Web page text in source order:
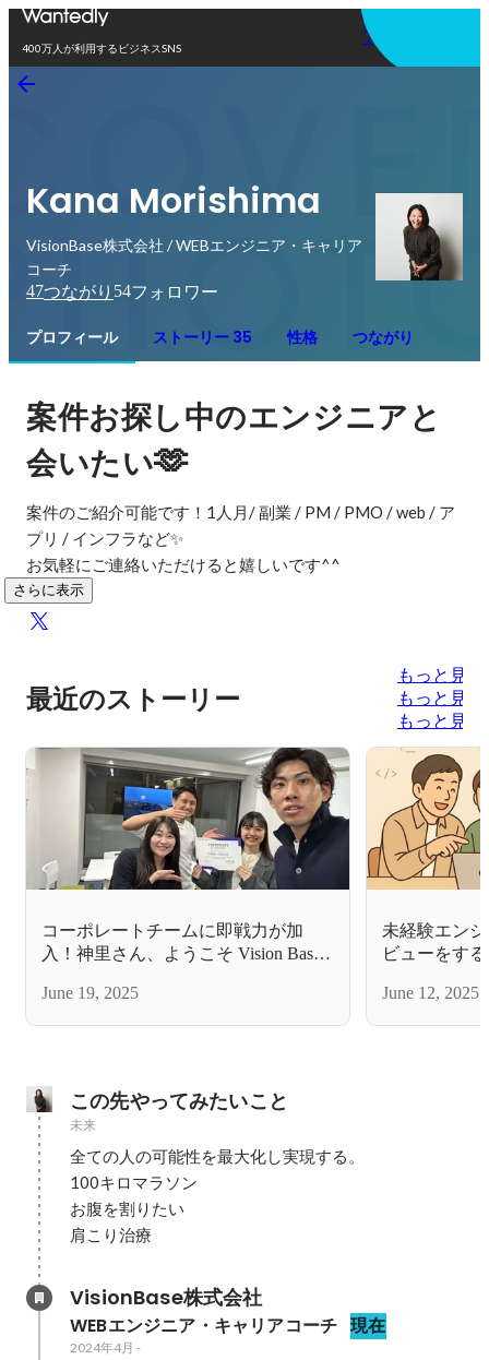
400万人が利用するビジネスSNS
アプリを使う
Kana Morishima
VisionBase株式会社 / WEBエンジニア・キャリア
コーチ
47つながり 54フォロワー
プロフィール ストーリー 35 性格 つながり
案件お探し中のエンジニアと
会いたい🫶
案件のご紹介可能です！1人月/ 副業 / PM / PMO / web / ア
プリ / インフラなど✨
お気軽にご連絡いただけると嬉しいです^^
さらに表示
最近のストーリー
もっと見る
もっと見る
もっと見る
コーポレートチームに即戦力が加
入！神里さん、ようこそ Vision Base
June 19, 2025
未経験エン
ビューをす
June 12, 2025
この先やってみたいこと
未来
全ての人の可能性を最大化し実現する。
100キロマラソン
お腹を割りたい
肩こり治療
VisionBase株式会社
WEBエンジニア・キャリアコーチ 現在
2024年4月 -